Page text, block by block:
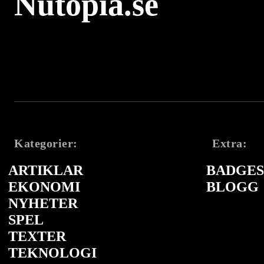
Kategorier:
ARTIKLAR
EKONOMI
NYHETER
SPEL
TEXTER
TEKNOLOGI
Extra:
BLOGG